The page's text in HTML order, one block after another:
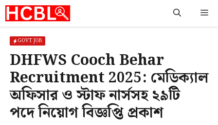
Skip
content
GOVT JOB
DHFWS Cooch Behar
Recruitment 2025: মেডিক্যাল
অফিসার ও স্টাফ নার্সসহ ২৯টি
পদে নিয়োগ বিজ্ঞপ্তি প্রকাশ